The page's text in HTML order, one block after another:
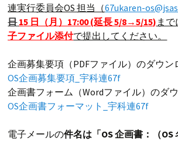
連実行委員会OS 担当（67ukaren-
日15 日（月）17:00 (延長 5/8→5/15) まで
子ファイル添付で提出してください。
企画募集要項（PDFファイル）のダウン
OS企画募集要項_宇科連67f
企画書フォーム（Wordファイル）のダ
OS企画書フォーマット_宇科連67f
電子メールの件名は「OS 企画書：（OS